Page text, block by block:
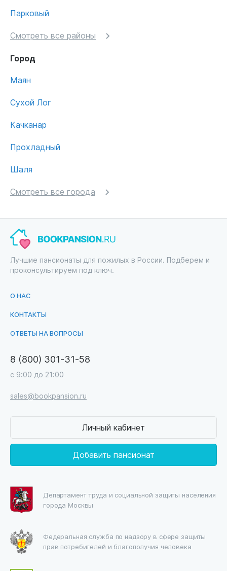
Парковый
Смотреть все районы
Город
Маян
Сухой Лог
Качканар
Прохладный
Шаля
Смотреть все города
Лучшие пансионаты для пожилых в России. Подберем и
проконсультируем под ключ.
О НАС
КОНТАКТЫ
ОТВЕТЫ НА ВОПРОСЫ
8 (800) 301-31-58
с 9:00 до 21:00
sales@bookpansion.ru
Личный кабинет
Добавить пансионат
Департамент труда и социальной защиты населения
города Москвы
Федеральная служба по надзору в сфере защиты
прав потребителей и благополучия человека